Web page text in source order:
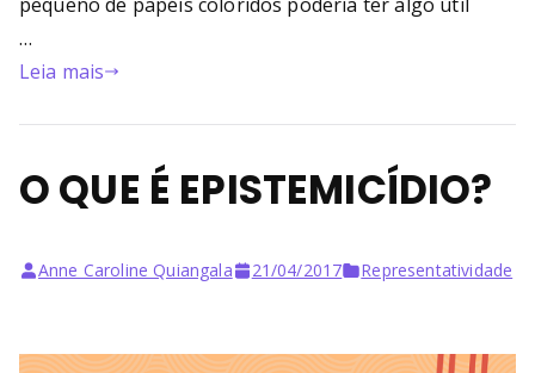
…
Leia mais
O QUE É EPISTEMICÍDIO?
Anne Caroline Quiangala 21/04/2017 Representatividade